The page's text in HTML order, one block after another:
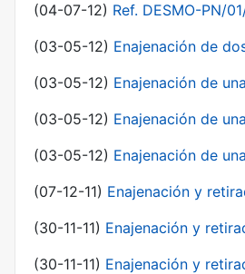
(04-07-12) Ref. DESMO-PN/
(03-05-12) Enajenación de
(03-05-12) Enajenación de
(03-05-12) Enajenación de
(03-05-12) Enajenación de
(07-12-11) Enajenación y
(30-11-11) Enajenación y
(30-11-11) Enajenación y